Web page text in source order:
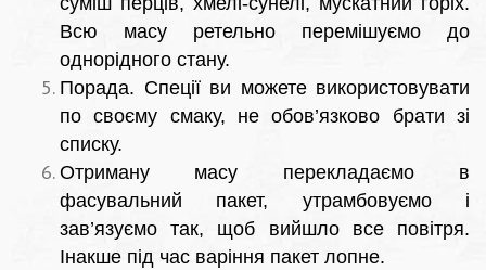
Всю масу ретельно перемішуємо до
однорідного стану.
Порада. Спеції ви можете використовувати
по своєму смаку, не обов’язково брати зі
списку.
Отриману масу перекладаємо в
фасувальний пакет, утрамбовуємо і
зав’язуємо так, щоб вийшло все повітря.
Інакше під час варіння пакет лопне.